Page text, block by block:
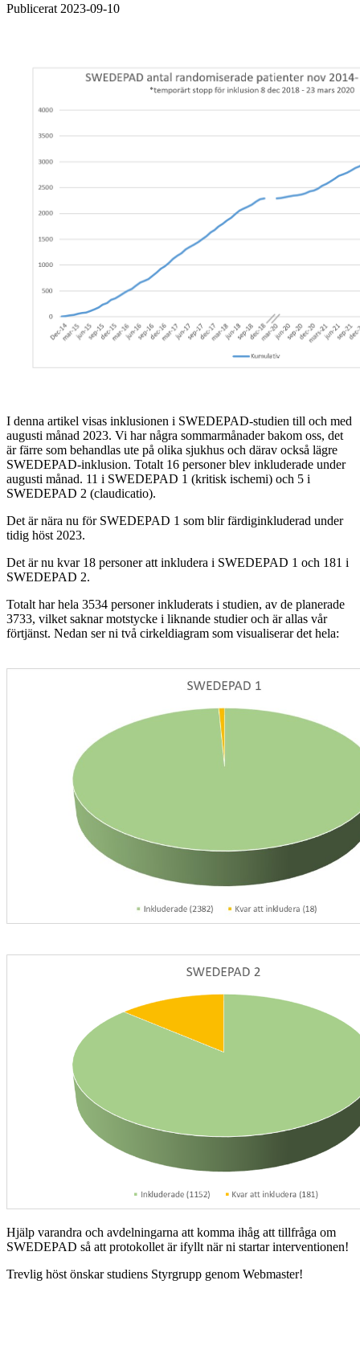
Publicerat 2023-09-10
I denna artikel visas inklusionen i SWEDEPAD-studien till och med
augusti månad 2023. Vi har några sommarmånader bakom oss, det
är färre som behandlas ute på olika sjukhus och därav också lägre
SWEDEPAD-inklusion. Totalt 16 personer blev inkluderade under
augusti månad. 11 i SWEDEPAD 1 (kritisk ischemi) och 5 i
SWEDEPAD 2 (claudicatio).
Det är nära nu för SWEDEPAD 1 som blir färdiginkluderad under
tidig höst 2023.
Det är nu kvar 18 personer att inkludera i SWEDEPAD 1 och 181 i
SWEDEPAD 2.
Totalt har hela 3534 personer inkluderats i studien, av de planerade
3733, vilket saknar motstycke i liknande studier och är allas vår
förtjänst. Nedan ser ni två cirkeldiagram som visualiserar det hela:
Hjälp varandra och avdelningarna att komma ihåg att tillfråga om
SWEDEPAD så att protokollet är ifyllt när ni startar interventionen!
Trevlig höst önskar studiens Styrgrupp genom Webmaster!